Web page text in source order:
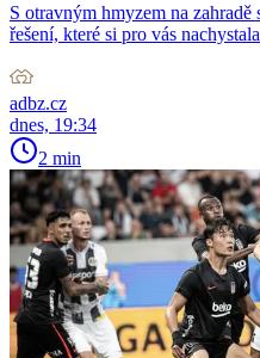
S otravným hmyzem na
řešení, které si pro vás
adbz.cz
dnes, 19:34
2 min